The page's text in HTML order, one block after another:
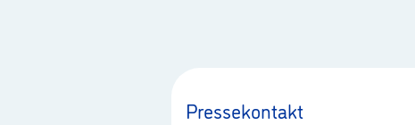
Pressekontakt